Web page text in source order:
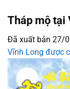
Tháp mộ tại
Đã xuất bản 27/
Vĩnh Long được